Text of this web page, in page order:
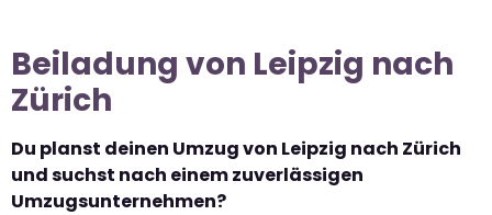
Beiladung von Leipzig nach
Zürich
Du planst deinen Umzug von Leipzig nach Zürich
und suchst nach einem zuverlässigen
Umzugsunternehmen?